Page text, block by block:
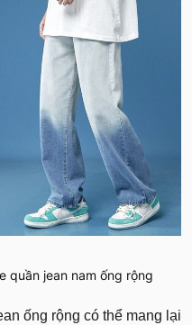
quần jean nam ống rộng
ống rộng có thể mang lại